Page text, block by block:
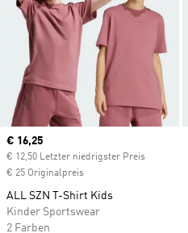
Current price
€ 16,25
€ 12,50 Letzter niedrigster Preis
€ 25 Originalpreis
ALL SZN T-Shirt Kids
Kinder Sportswear
2 Farben